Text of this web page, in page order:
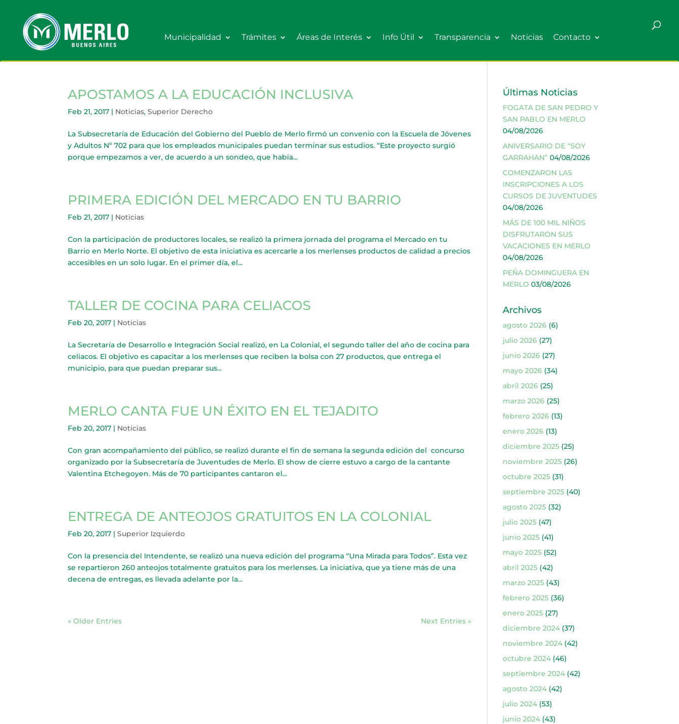
Municipalidad Trámites Áreas de Interés Info Útil Transparencia Noticias Contacto
APOSTAMOS A LA EDUCACIÓN INCLUSIVA
Feb 21, 2017 | Noticias,Superior Derecho
La Subsecretaría de Educación del Gobierno del Pueblo de Merlo firmó un convenio con la Escuela de Jóvenes
y Adultos Nº 702 para que los empleados municipales puedan terminar sus estudios. “Este proyecto surgió
porque empezamos a ver, de acuerdo a un sondeo, que había...
PRIMERA EDICIÓN DEL MERCADO EN TU BARRIO
Feb 21, 2017 | Noticias
Con la participación de productores locales, se realizó la primera jornada del programa el Mercado en tu
Barrio en Merlo Norte. El objetivo de esta iniciativa es acercarle a los merlenses productos de calidad a precios
accesibles en un solo lugar. En el primer día, el...
TALLER DE COCINA PARA CELIACOS
Feb 20, 2017 | Noticias
La Secretaría de Desarrollo e Integración Social realizó, en La Colonial, el segundo taller del año de cocina para
celiacos. El objetivo es capacitar a los merlenses que reciben la bolsa con 27 productos, que entrega el
municipio, para que puedan preparar sus...
MERLO CANTA FUE UN ÉXITO EN EL TEJADITO
Feb 20, 2017 | Noticias
Con gran acompañamiento del público, se realizó durante el fin de semana la segunda edición del concurso
organizado por la Subsecretaría de Juventudes de Merlo. El show de cierre estuvo a cargo de la cantante
Valentina Etchegoyen. Más de 70 participantes cantaron el...
ENTREGA DE ANTEOJOS GRATUITOS EN LA COLONIAL
Feb 20, 2017 |Superior Izquierdo
Con la presencia del Intendente, se realizó una nueva edición del programa “Una Mirada para Todos”. Esta vez
se repartieron 260 anteojos totalmente gratuitos para los merlenses. La iniciativa, que ya tiene más de una
decena de entregas, es llevada adelante por la...
« Older Entries Next Entries »
Últimas Noticias
FOGATA DE SAN PEDRO Y
SAN PABLO EN MERLO
04/08/2026
ANIVERSARIO DE “SOY
GARRAHAN” 04/08/2026
COMENZARON LAS
INSCRIPCIONES A LOS
CURSOS DE JUVENTUDES
04/08/2026
MÁS DE 100 MIL NIÑOS
DISFRUTARON SUS
VACACIONES EN MERLO
04/08/2026
PEÑA DOMINGUERA EN
MERLO 03/08/2026
Archivos
agosto 2026(6)
julio 2026(27)
junio 2026(27)
mayo 2026(34)
abril 2026(25)
marzo 2026(25)
febrero 2026(13)
enero 2026(13)
diciembre 2025(25)
noviembre 2025(26)
octubre 2025(31)
septiembre 2025(40)
agosto 2025(32)
julio 2025(47)
junio 2025(41)
mayo 2025(52)
abril 2025(42)
marzo 2025(43)
febrero 2025(36)
enero 2025(27)
diciembre 2024(37)
noviembre 2024(42)
octubre 2024(46)
septiembre 2024(42)
agosto 2024(42)
julio 2024(53)
junio 2024(43)